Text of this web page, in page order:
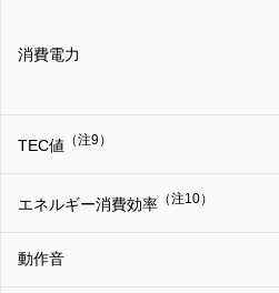
消費電力
TEC値 （注9）
エネルギー消費効率 （注10）
動作音